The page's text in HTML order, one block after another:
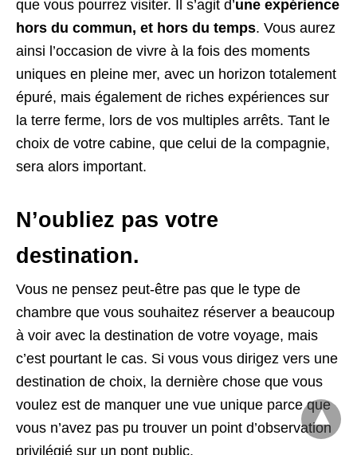
que vous pourrez visiter. Il s’agit d’une expérience
hors du commun, et hors du temps. Vous aurez
ainsi l’occasion de vivre à la fois des moments
uniques en pleine mer, avec un horizon totalement
épuré, mais également de riches expériences sur
la terre ferme, lors de vos multiples arrêts. Tant le
choix de votre cabine, que celui de la compagnie,
sera alors important.
N’oubliez pas votre
destination.
Vous ne pensez peut-être pas que le type de
chambre que vous souhaitez réserver a beaucoup
à voir avec la destination de votre voyage, mais
c’est pourtant le cas. Si vous vous dirigez vers une
destination de choix, la dernière chose que vous
voulez est de manquer une vue unique parce que
vous n’avez pas pu trouver un point d’observation
privilégié sur un pont public.